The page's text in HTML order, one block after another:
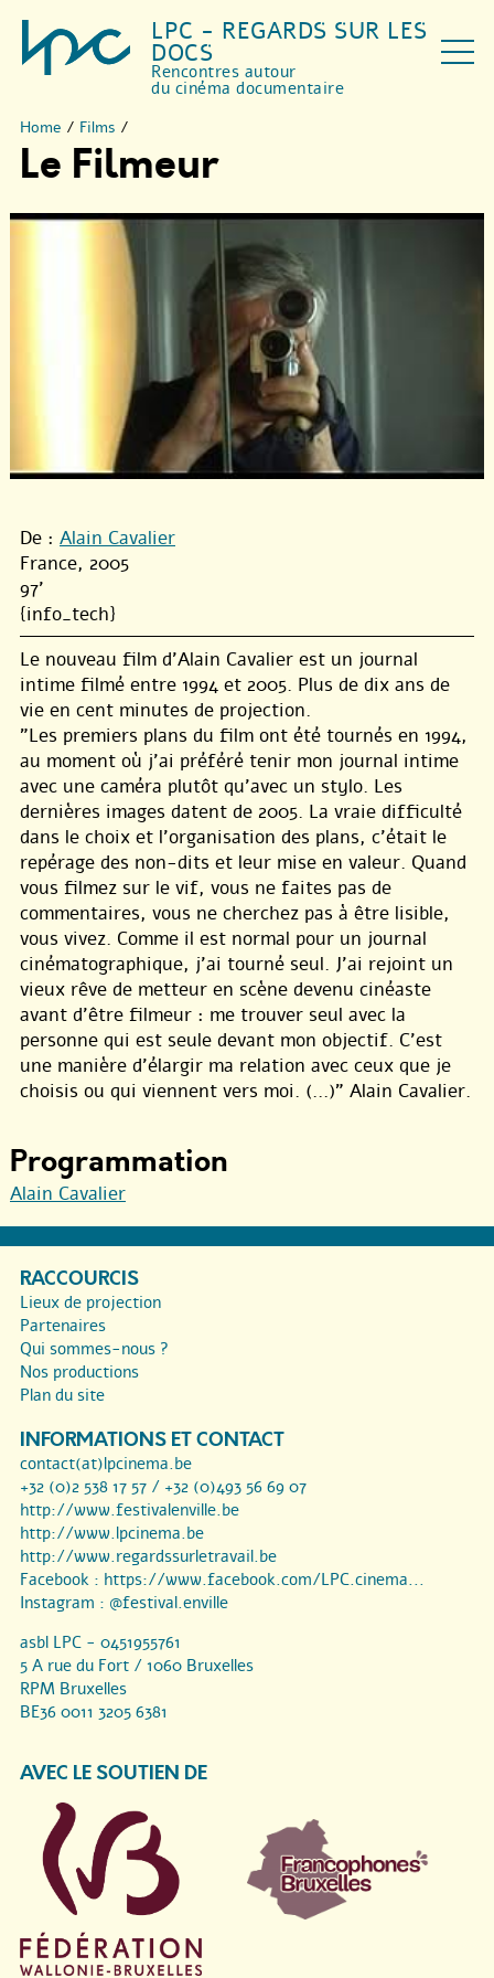
LPC - REGARDS SUR LES
DOCS
Rencontres autour
du cinéma documentaire
Home / Films /
Le Filmeur
De : Alain Cavalier
France, 2005
97'
{info_tech}
Le nouveau film d’Alain Cavalier est un journal
intime filmé entre 1994 et 2005. Plus de dix ans de
vie en cent minutes de projection.
"Les premiers plans du film ont été tournés en 1994,
au moment où j’ai préféré tenir mon journal intime
avec une caméra plutôt qu’avec un stylo. Les
dernières images datent de 2005. La vraie difficulté
dans le choix et l’organisation des plans, c’était le
repérage des non-dits et leur mise en valeur. Quand
vous filmez sur le vif, vous ne faites pas de
commentaires, vous ne cherchez pas à être lisible,
vous vivez. Comme il est normal pour un journal
cinématographique, j’ai tourné seul. J’ai rejoint un
vieux rêve de metteur en scène devenu cinéaste
avant d’être filmeur : me trouver seul avec la
personne qui est seule devant mon objectif. C’est
une manière d’élargir ma relation avec ceux que je
choisis ou qui viennent vers moi. (...)" Alain Cavalier.
Programmation
Alain Cavalier
RACCOURCIS
Lieux de projection
Partenaires
Qui sommes-nous ?
Nos productions
Plan du site
INFORMATIONS ET CONTACT
contact(at)lpcinema.be
+32 (0)2 538 17 57 / +32 (0)493 56 69 07
http://www.festivalenville.be
http://www.lpcinema.be
http://www.regardssurletravail.be
Facebook : https://www.facebook.com/LPC.cinema...
Instagram : @festival.enville
asbl LPC - 0451955761
5 A rue du Fort / 1060 Bruxelles
RPM Bruxelles
BE36 0011 3205 6381
AVEC LE SOUTIEN DE